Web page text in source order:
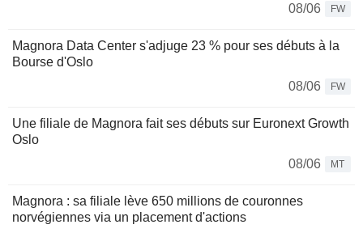
08/06
FW
Magnora Data Center s'adjuge 23 % pour ses débuts à la
Bourse d'Oslo
08/06
FW
Une filiale de Magnora fait ses débuts sur Euronext Growth
Oslo
08/06
MT
Magnora : sa filiale lève 650 millions de couronnes
norvégiennes via un placement d'actions